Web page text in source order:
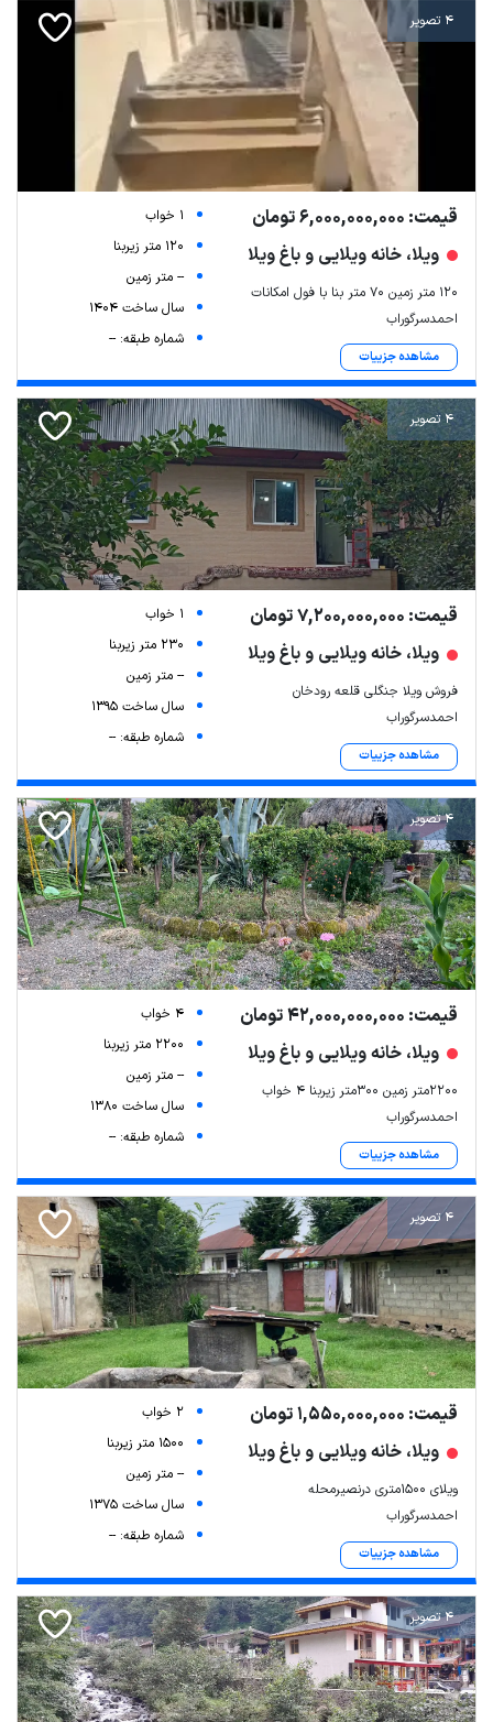
4 تصویر
قیمت: 6,000,000,000 تومان
ویلا، خانه ویلایی و باغ ویلا
۱۲۰ متر زمین ۷۰ متر بنا با فول امکانات
احمدسرگوراب
مشاهده جزییات
1 خواب
120 متر زیربنا
-- متر زمین
سال ساخت 1404
شماره طبقه: --
4 تصویر
قیمت: 7,200,000,000 تومان
ویلا، خانه ویلایی و باغ ویلا
فروش ویلا جنگلی قلعه رودخان
احمدسرگوراب
مشاهده جزییات
1 خواب
230 متر زیربنا
-- متر زمین
سال ساخت 1395
شماره طبقه: --
4 تصویر
قیمت: 42,000,000,000 تومان
ویلا، خانه ویلایی و باغ ویلا
۲۲۰۰متر زمین ۳۰۰متر زیربنا ۴ خواب
احمدسرگوراب
مشاهده جزییات
4 خواب
2200 متر زیربنا
-- متر زمین
سال ساخت 1380
شماره طبقه: --
4 تصویر
قیمت: 1,550,000,000 تومان
ویلا، خانه ویلایی و باغ ویلا
ویلای 1500متری درنصیرمحله
احمدسرگوراب
مشاهده جزییات
2 خواب
1500 متر زیربنا
-- متر زمین
سال ساخت 1375
شماره طبقه: --
4 تصویر